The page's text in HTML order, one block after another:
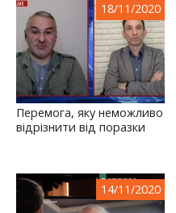
18/11/2020
Перемога, яку неможливо
відрізнити від поразки
14/11/2020